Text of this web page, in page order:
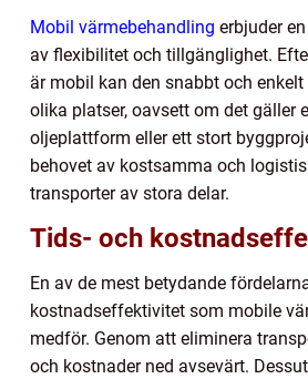
Mobil värmebehandling erbjuder
av flexibilitet och tillgänglighet.
är mobil kan den snabbt och
olika platser, oavsett om det gäller
oljeplattform eller ett stort
behovet av kostsamma och
transporter av stora delar.
Tids- och
En av de mest betydande
kostnadseffektivitet som mobile
medför. Genom att eliminera
och kostnader ned avsevärt.